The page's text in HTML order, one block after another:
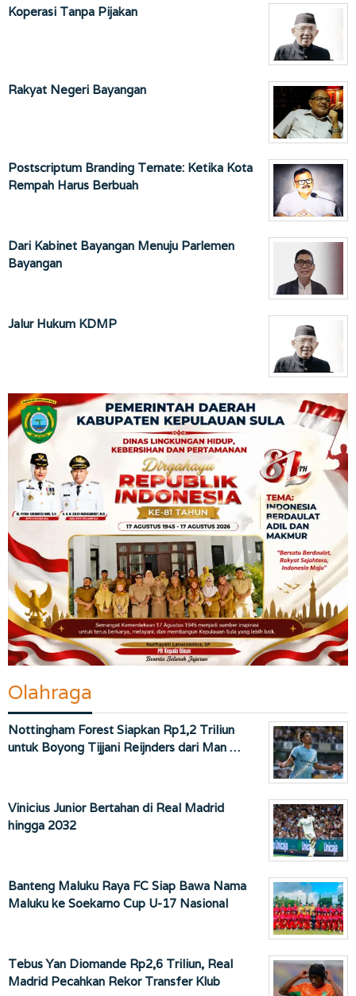
Koperasi Tanpa Pijakan
Rakyat Negeri Bayangan
Postscriptum Branding Ternate: Ketika Kota
Rempah Harus Berbuah
Dari Kabinet Bayangan Menuju Parlemen
Bayangan
Jalur Hukum KDMP
Olahraga
Nottingham Forest Siapkan Rp1,2 Triliun
untuk Boyong Tijjani Reijnders dari Man …
Vinicius Junior Bertahan di Real Madrid
hingga 2032
Banteng Maluku Raya FC Siap Bawa Nama
Maluku ke Soekarno Cup U-17 Nasional
Tebus Yan Diomande Rp2,6 Triliun, Real
Madrid Pecahkan Rekor Transfer Klub